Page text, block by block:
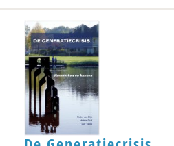
Dieuwertje Bakker
Jan-Hendrik Bakker
René Bakker
Markus Balkenhol
Rob Bartels